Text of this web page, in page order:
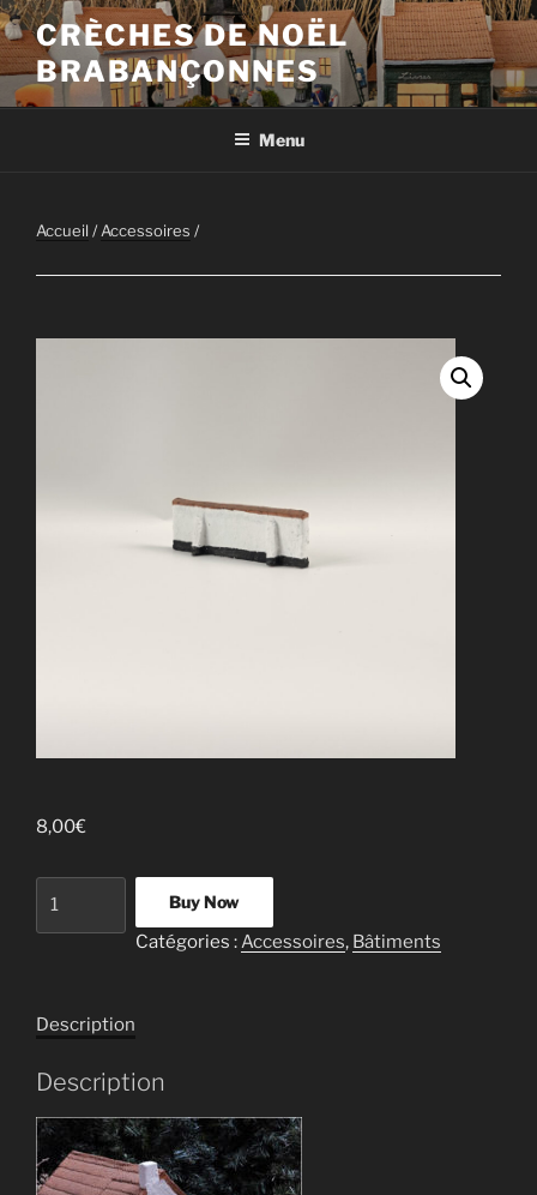
Aller
au
contenu
principal
CRÈCHES DE NOËL
BRABANÇONNES
Menu
Accueil /Accessoires /
8,00€
Buy Now
Catégories : Accessoires, Bâtiments
Description
Description